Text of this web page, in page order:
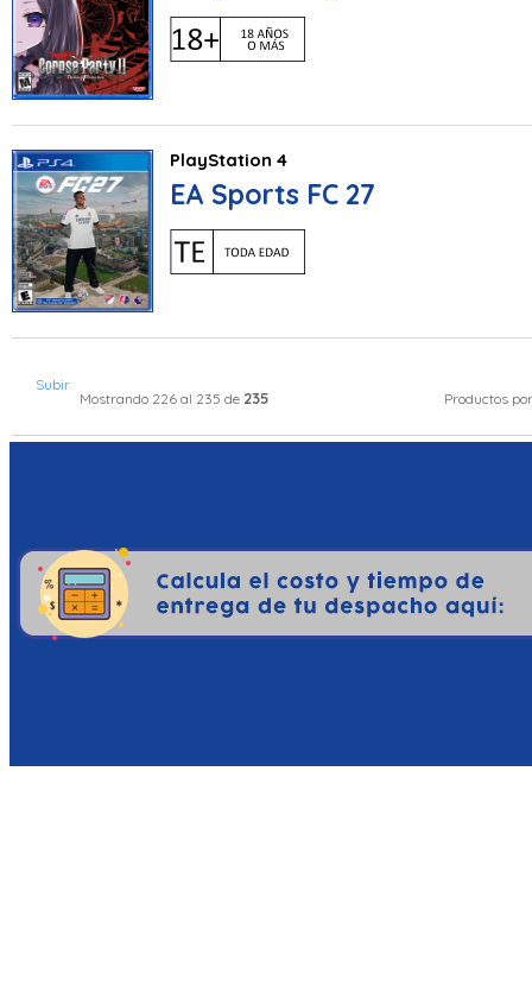
PlayStation 4
EA Sports FC 27
Subir
Mostrando 226 al 235 de 235 Productos